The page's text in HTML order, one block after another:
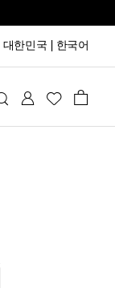
대한민국 한국어